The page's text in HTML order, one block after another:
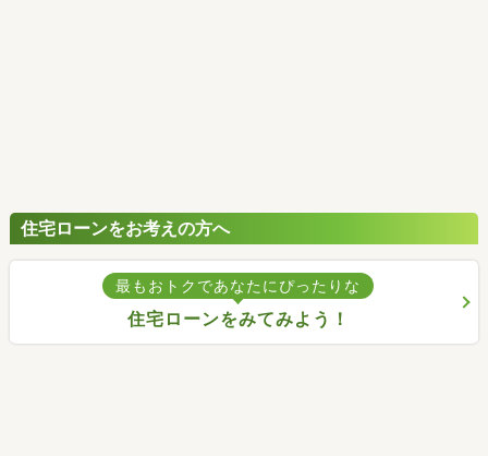
最もおトクであなたにぴったりな
住宅ローンをみてみよう！